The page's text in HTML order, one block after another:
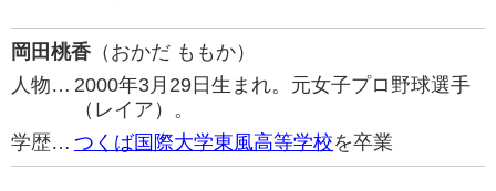
岡田桃香 （おかだ ももか）
人物… 2000年3月29日生まれ。元女子プロ野球選手
（レイア）。
学歴… つくば国際大学東風高等学校を卒業